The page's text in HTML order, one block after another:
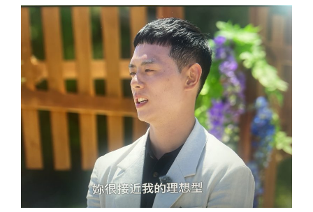
臉
譜，
能
在
沈
痛